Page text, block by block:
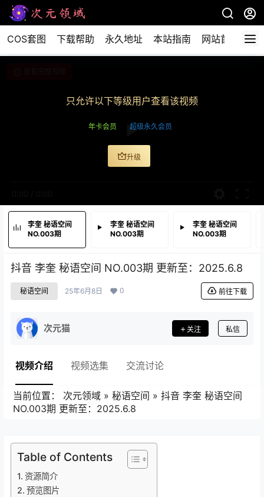
COS套图 下载帮助 永久地址 本站指南 网站首页
只允许以下等级用户查看该视频
年卡会员 超级永久会员
升级
李奎 秘语空间
NO.003期
李奎 秘语空间
NO.003期
李奎 秘语空间
NO.003期
抖音 李奎 秘语空间 NO.003期 更新至：2025.6.8
秘语空间 25年6月8日 0 前往下载
次元猫 关注 私信
视频介绍 视频选集 交流讨论
当前位置： 次元领域 » 秘语空间 » 抖音 李奎 秘语空间
NO.003期 更新至：2025.6.8
Table of Contents
资源简介
预览图片